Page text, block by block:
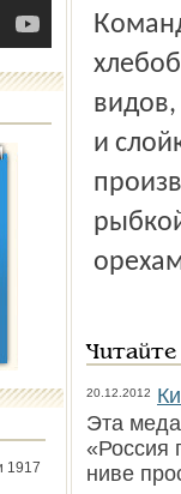
1917
Команды из 26 регионов России представили уйму
и
20.12.2012
Эта
«Россия
ниве